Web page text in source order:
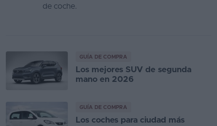
de coche.
GUÍA DE COMPRA
Los mejores SUV de segunda
mano en 2026
GUÍA DE COMPRA
Los coches para ciudad más